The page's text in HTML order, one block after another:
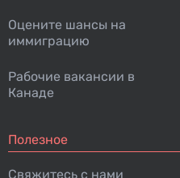
Оцените шансы на
иммиграцию
Рабочие вакансии в
Канаде
Полезное
Свяжитесь с нами